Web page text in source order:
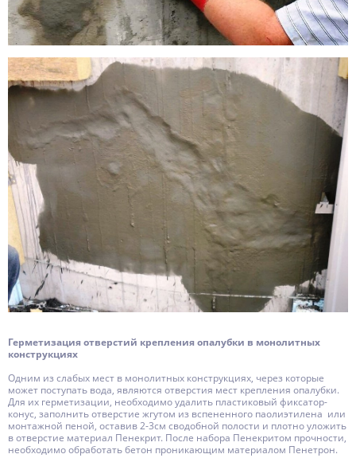
Герметизация отверстий крепления опалубки в монолитных
конструкциях
Одним из слабых мест в монолитных конструкциях, через которые
может поступать вода, являются отверстия мест крепления опалубки.
Для их герметизации, необходимо удалить пластиковый фиксатор-
конус, заполнить отверстие жгутом из вспененного паолиэтилена или
монтажной пеной, оставив 2-3см сводобной полости и плотно уложить
в отверстие материал Пенекрит. После набора Пенекритом прочности,
необходимо обработать бетон проникающим материалом Пенетрон.